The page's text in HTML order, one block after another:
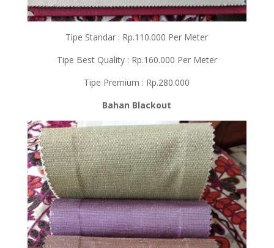
Tipe Standar : Rp.110.000 Per Meter
Tipe Best Quality : Rp.160.000 Per Meter
Tipe Premium : Rp.280.000
Bahan Blackout